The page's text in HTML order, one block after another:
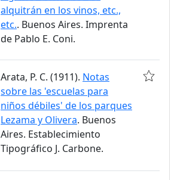
alquitrán en los vinos, etc.,
etc.. Buenos Aires. Imprenta
de Pablo E. Coni.
Arata, P. C. (1911). Notas
sobre las 'escuelas para
niños débiles' de los parques
Lezama y Olivera. Buenos
Aires. Establecimiento
Tipográfico J. Carbone.